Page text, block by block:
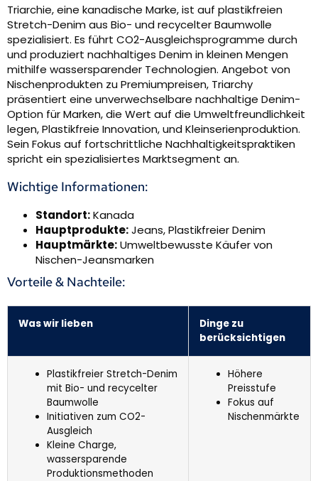
Triarchie, eine kanadische Marke, ist auf plastikfreien
Stretch-Denim aus Bio- und recycelter Baumwolle
spezialisiert. Es führt CO2-Ausgleichsprogramme durch
und produziert nachhaltiges Denim in kleinen Mengen
mithilfe wassersparender Technologien. Angebot von
Nischenprodukten zu Premiumpreisen, Triarchy
präsentiert eine unverwechselbare nachhaltige Denim-
Option für Marken, die Wert auf die Umweltfreundlichkeit
legen, Plastikfreie Innovation, und Kleinserienproduktion.
Sein Fokus auf fortschrittliche Nachhaltigkeitspraktiken
spricht ein spezialisiertes Marktsegment an.
Wichtige Informationen:
Standort:Kanada
Hauptprodukte:Jeans, Plastikfreier Denim
Hauptmärkte:Umweltbewusste Käufer von
Nischen-Jeansmarken
Vorteile & Nachteile:
Was wir lieben
Dinge zu
berücksichtigen
Plastikfreier Stretch-Denim
mit Bio- und recycelter
Baumwolle
Initiativen zum CO2-
Ausgleich
Kleine Charge,
wassersparende
Produktionsmethoden
Höhere
Preisstufe
Fokus auf
Nischenmärkte